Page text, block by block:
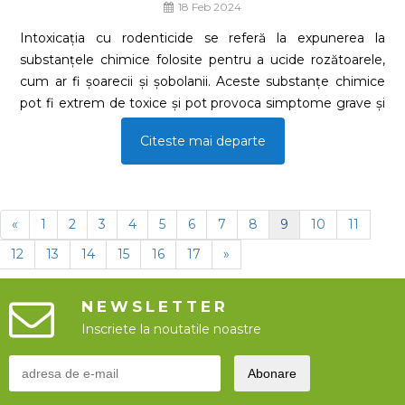
18 Feb 2024
Intoxicația cu rodenticide se referă la expunerea la
substanțele chimice folosite pentru a ucide rozătoarele,
cum ar fi șoarecii și șobolanii. Aceste substanțe chimice
pot fi extrem de toxice și pot provoca simptome grave și
chiar moarte în cazul expunerii la om și animale. Iată
câteva tipuri comune de rodenticide și simptomele
asociate intoxicației cu acestea
Citeste mai departe
« 1 2 3 4 5 6 7 8 9 10
11
12
13 14 15 16 17 »
NEWSLETTER
Inscriete la noutatile noastre